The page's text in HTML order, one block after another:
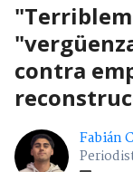
contra
Fabián